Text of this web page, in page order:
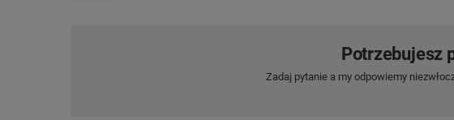
Potrzebujesz
Zadaj pytanie a my odpowiemy